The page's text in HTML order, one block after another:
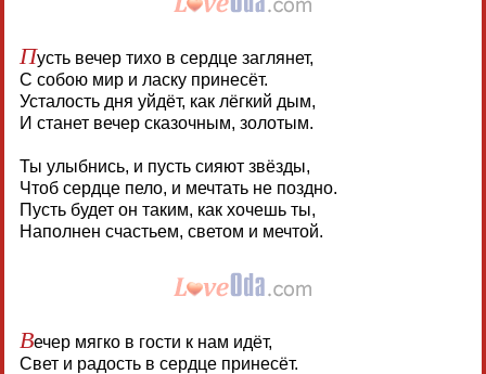
Пусть вечер тихо в сердце заглянет,
С собою мир и ласку принесёт.
Усталость дня уйдёт, как лёгкий дым,
И станет вечер сказочным, золотым.
Ты улыбнись, и пусть сияют звёзды,
Чтоб сердце пело, и мечтать не поздно.
Пусть будет он таким, как хочешь ты,
Наполнен счастьем, светом и мечтой.
Вечер мягко в гости к нам идёт,
Свет и радость в сердце принесёт.